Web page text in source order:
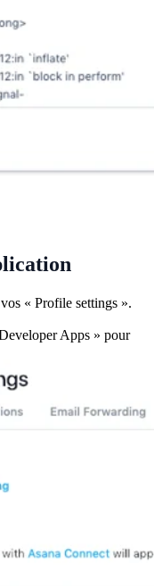
« Profile settings ».
Apps » pour